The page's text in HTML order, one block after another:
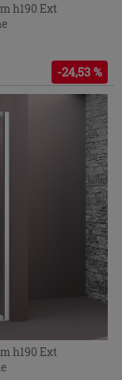
h190 Ext
-24,53 %
h190 Ext